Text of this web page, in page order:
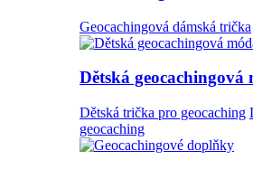
Geocachingová dámská trička
Dětská geocachingová
Dětská trička pro geocaching
geocaching